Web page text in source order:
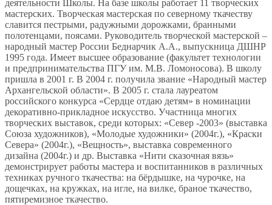
деятельности Школы. На базе школы работает 11 творческих
мастерских. Творческая мастерская по северному ткачеству
славится пестрыми, радужными дорожками, бранными
полотенцами, поясами. Руководитель творческой мастерской –
народный мастер России Беднарчик А.А., выпускница ДШНР
1995 года. Имеет высшее образование (факультет технологии
и предпринимательства ПГУ им. М.В. Ломоносова). В школу
пришла в 2001 г. В 2004 г. получила звание «Народный мастер
Архангельской области». В 2005 г. стала лауреатом
российского конкурса «Сердце отдаю детям» в номинации
декоративно-прикладное искусство. Участница многих
творческих выставок, среди которых: «Север -2003» (выставка
Союза художников), «Молодые художники» (2004г.), «Краски
Севера» (2004г.), «Вещность», выставка современного
дизайна (2004г.) и др. Выставка «Нити сказочная вязь»
демонстрирует работы мастера и воспитанников в различных
техниках ручного ткачества: на бёрдышке, на чурочке, на
дощечках, на кружках, на игле, на вилке, браное ткачество,
пятиремизное ткачество.